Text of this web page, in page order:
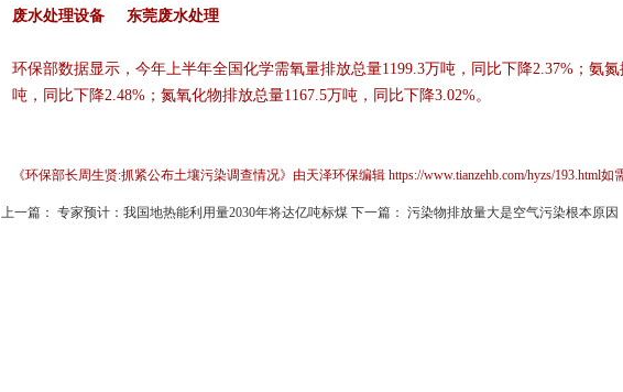
废水处理设备 东莞废水处理
环保部数据显示，今年上半年全国化学需氧量排放总量1199.3万吨，同比下降2.37%；氨
吨，同比下降2.48%；氮氧化物排放总量1167.5万吨，同比下降3.02%。
《环保部长周生贤:抓紧公布土壤污染调查情况》由天泽环保编辑 https://www.tianzehb.com/hyzs/193.html如
上一篇： 专家预计：我国地热能利用量2030年将达亿吨标煤 下一篇： 污染物排放量大是空气污染根本原因